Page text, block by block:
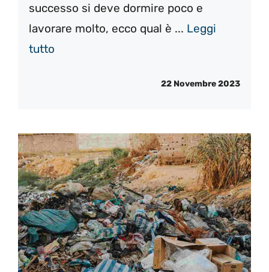
successo si deve dormire poco e
lavorare molto, ecco qual è ... Leggi
tutto
22 Novembre 2023